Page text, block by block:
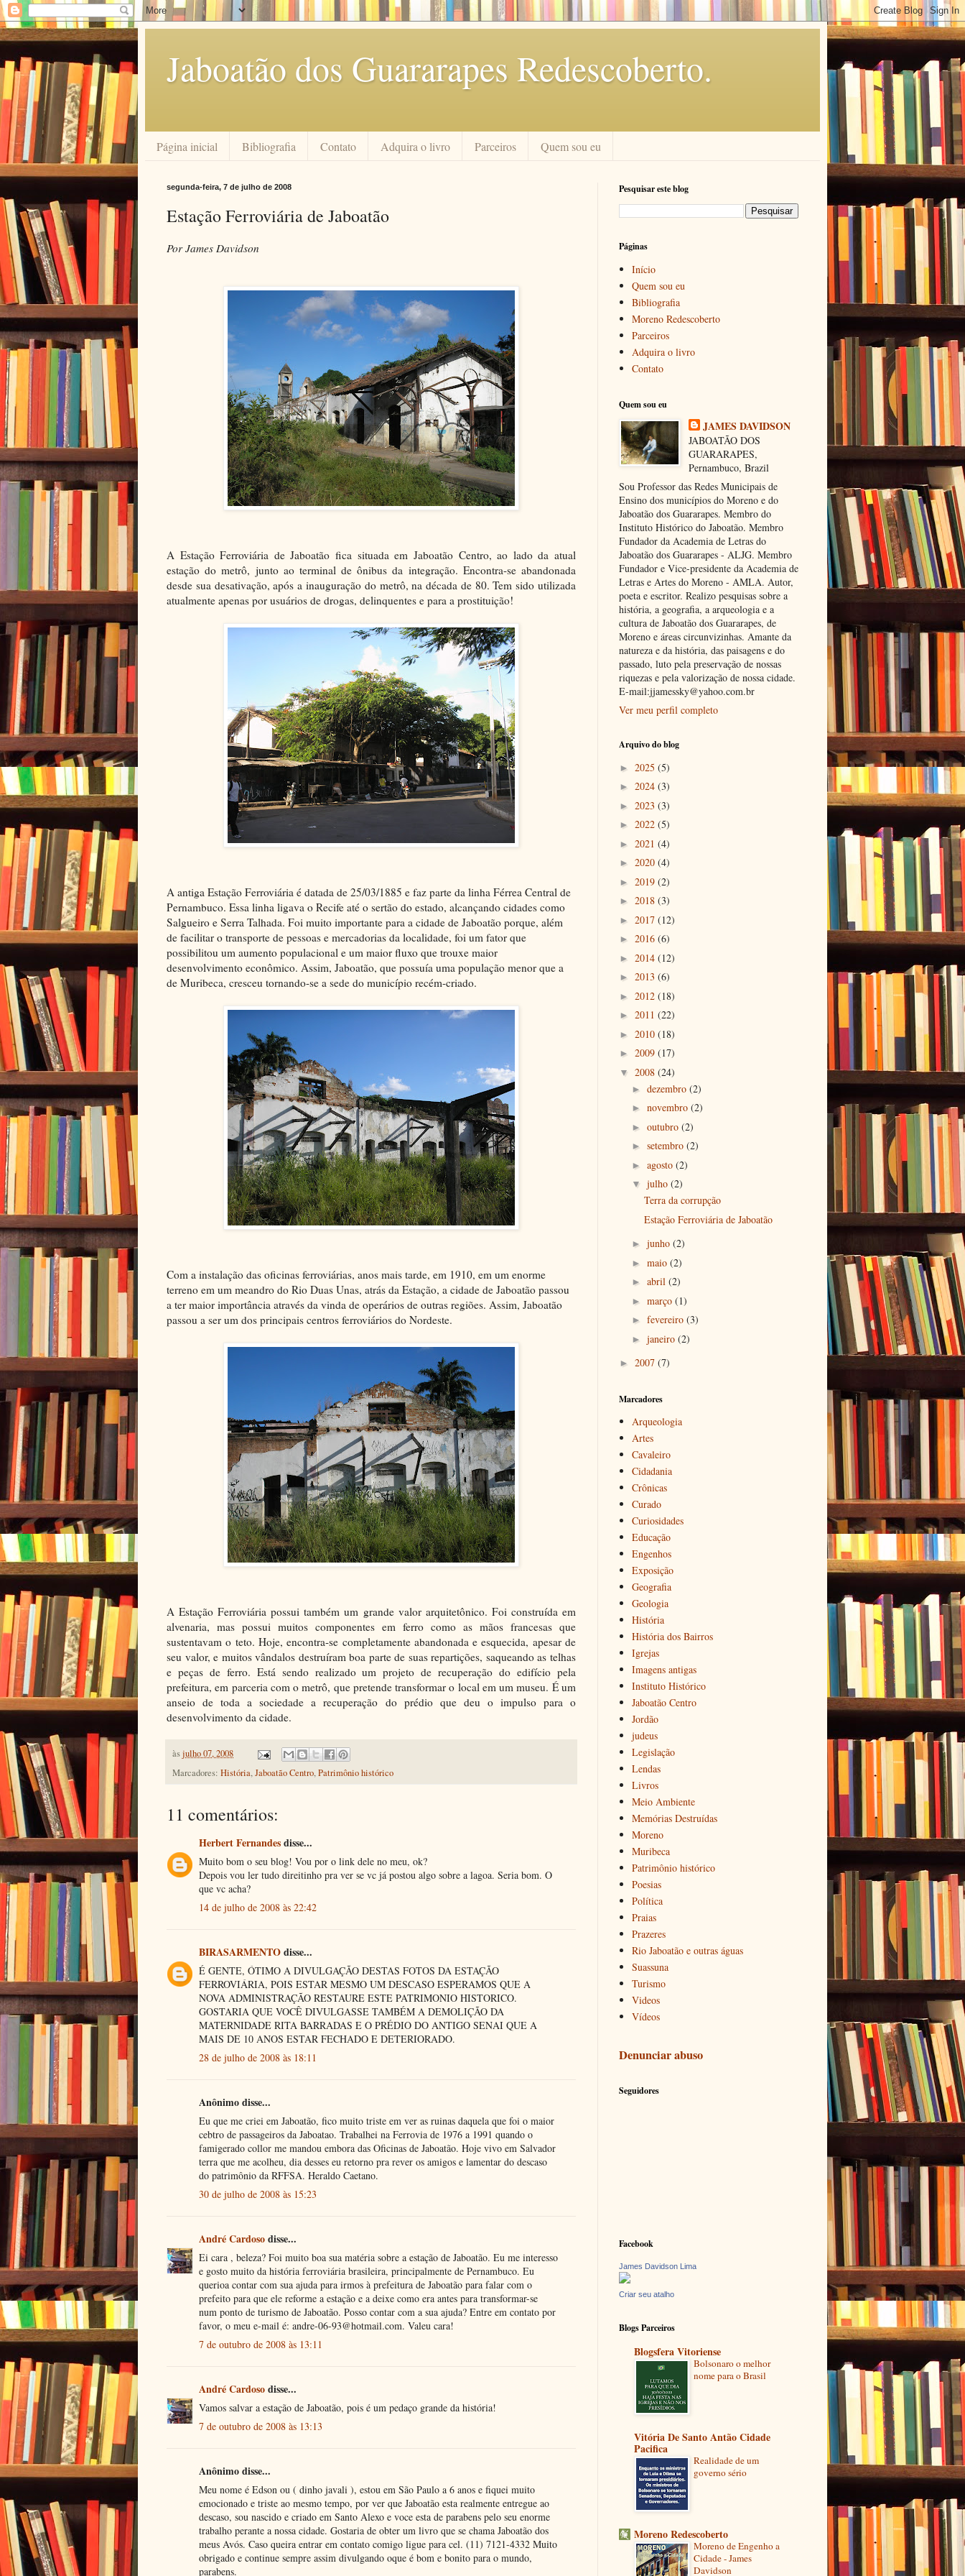
Jaboatão dos Guararapes Redescoberto.
Página inicial Bibliografia Contato Adquira o livro Parceiros Quem sou eu
segunda-feira, 7 de julho de 2008
Estação Ferroviária de Jaboatão
Por James Davidson
A Estação Ferroviária de Jaboatão fica situada em Jaboatão Centro, ao lado da atual
estação do metrô, junto ao terminal de ônibus da integração. Encontra-se abandonada
desde sua desativação, após a inauguração do metrô, na década de 80. Tem sido utilizada
atualmente apenas por usuários de drogas, delinquentes e para a prostituição!
A antiga Estação Ferroviária é datada de 25/03/1885 e faz parte da linha Férrea Central de
Pernambuco. Essa linha ligava o Recife até o sertão do estado, alcançando cidades como
Salgueiro e Serra Talhada. Foi muito importante para a cidade de Jaboatão porque, além
de facilitar o transporte de pessoas e mercadorias da localidade, foi um fator que
possibilitou um aumento populacional e um maior fluxo que trouxe maior
desenvolvimento econômico. Assim, Jaboatão, que possuía uma população menor que a
de Muribeca, cresceu tornando-se a sede do município recém-criado.
Com a instalação das oficinas ferroviárias, anos mais tarde, em 1910, em um enorme
terreno em um meandro do Rio Duas Unas, atrás da Estação, a cidade de Jaboatão passou
a ter maior importância através da vinda de operários de outras regiões. Assim, Jaboatão
passou a ser um dos principais centros ferroviários do Nordeste.
A Estação Ferroviária possui também um grande valor arquitetônico. Foi construída em
alvenaria, mas possui muitos componentes em ferro como as mãos francesas que
sustentavam o teto. Hoje, encontra-se completamente abandonada e esquecida, apesar de
seu valor, e muitos vândalos destruíram boa parte de suas repartições, saqueando as telhas
e peças de ferro. Está sendo realizado um projeto de recuperação do edifício pela
prefeitura, em parceria com o metrô, que pretende transformar o local em um museu. É um
anseio de toda a sociedade a recuperação do prédio que deu o impulso para o
desenvolvimento da cidade.
àsjulho 07, 2008
Marcadores: História,Jaboatão Centro,Patrimônio histórico
11 comentários:
Herbert Fernandesdisse...
Muito bom o seu blog! Vou por o link dele no meu, ok?
Depois vou ler tudo direitinho pra ver se vc já postou algo sobre a lagoa. Seria bom. O
que vc acha?
14 de julho de 2008 às 22:42
BIRASARMENTOdisse...
É GENTE, ÓTIMO A DIVULGAÇÃO DESTAS FOTOS DA ESTAÇÃO
FERROVIÁRIA, POIS ESTAR MESMO UM DESCASO ESPERAMOS QUE A
NOVA ADMINISTRAÇÃO RESTAURE ESTE PATRIMONIO HISTORICO.
GOSTARIA QUE VOCÊ DIVULGASSE TAMBÉM A DEMOLIÇÃO DA
MATERNIDADE RITA BARRADAS E O PRÉDIO DO ANTIGO SENAI QUE A
MAIS DE 10 ANOS ESTAR FECHADO E DETERIORADO.
28 de julho de 2008 às 18:11
Anônimo disse...
Eu que me criei em Jaboatão, fico muito triste em ver as ruinas daquela que foi o maior
cebtro de passageiros da Jaboatao. Trabalhei na Ferrovia de 1976 a 1991 quando o
famigerado collor me mandou embora das Oficinas de Jaboatão. Hoje vivo em Salvador
terra que me acolheu, dia desses eu retorno pra rever os amigos e lamentar do descaso
do patrimônio da RFFSA. Heraldo Caetano.
30 de julho de 2008 às 15:23
André Cardosodisse...
Ei cara , beleza? Foi muito boa sua matéria sobre a estação de Jaboatão. Eu me interesso
e gosto muito da história ferroviária brasileira, principalmente de Pernambuco. Eu
querioa contar com sua ajuda para irmos à prefeitura de Jaboatão para falar com o
prefeito para que ele reforme a estação e a deixe como era antes para transformar-se
num ponto de turismo de Jaboatão. Posso contar com a sua ajuda? Entre em contato por
favor, o meu e-mail é: andre-06-93@hotmail.com. Valeu cara!
7 de outubro de 2008 às 13:11
André Cardosodisse...
Vamos salvar a estação de Jaboatão, pois é um pedaço grande da história!
7 de outubro de 2008 às 13:13
Anônimo disse...
Meu nome é Edson ou ( dinho javali ), estou em São Paulo a 6 anos e fiquei muito
emocionado e triste ao mesmo tempo, por ver que Jaboatão esta realmente entregue ao
descaso, sou nascido e criado em Santo Alexo e voce esta de parabens pelo seu enorme
trabalho perante a nossa cidade. Gostaria de obter um livro que se chama Jaboatão dos
meus Avós. Caso queira entrar em contato comigo ligue para cel. (11) 7121-4332 Muito
obrigado e continue sempre assim divulgando oque é bom e bonito para o mundo,
parabens.
Pesquisar este blog
Páginas
Início
Quem sou eu
Bibliografia
Moreno Redescoberto
Parceiros
Adquira o livro
Contato
Quem sou eu
JAMES DAVIDSON
JABOATÃO DOS
GUARARAPES,
Pernambuco, Brazil
Sou Professor das Redes Municipais de
Ensino dos municípios do Moreno e do
Jaboatão dos Guararapes. Membro do
Instituto Histórico do Jaboatão. Membro
Fundador da Academia de Letras do
Jaboatão dos Guararapes - ALJG. Membro
Fundador e Vice-presidente da Academia de
Letras e Artes do Moreno - AMLA. Autor,
poeta e escritor. Realizo pesquisas sobre a
história, a geografia, a arqueologia e a
cultura de Jaboatão dos Guararapes, de
Moreno e áreas circunvizinhas. Amante da
natureza e da história, das paisagens e do
passado, luto pela preservação de nossas
riquezas e pela valorização de nossa cidade.
E-mail:jjamessky@yahoo.com.br
Ver meu perfil completo
Arquivo do blog
► 2025 (5)
► 2024 (3)
► 2023 (3)
► 2022 (5)
► 2021 (4)
► 2020 (4)
► 2019 (2)
► 2018 (3)
► 2017 (12)
► 2016 (6)
► 2014 (12)
► 2013 (6)
► 2012 (18)
► 2011 (22)
► 2010 (18)
► 2009 (17)
▼ 2008 (24)
► dezembro (2)
► novembro (2)
► outubro (2)
► setembro (2)
► agosto (2)
▼ julho (2)
Terra da corrupção
Estação Ferroviária de Jaboatão
► junho (2)
► maio (2)
► abril (2)
► março (1)
► fevereiro (3)
► janeiro (2)
► 2007 (7)
Marcadores
Arqueologia
Artes
Cavaleiro
Cidadania
Crônicas
Curado
Curiosidades
Educação
Engenhos
Exposição
Geografia
Geologia
História
História dos Bairros
Igrejas
Imagens antigas
Instituto Histórico
Jaboatão Centro
Jordão
judeus
Legislação
Lendas
Livros
Meio Ambiente
Memórias Destruídas
Moreno
Muribeca
Patrimônio histórico
Poesias
Política
Praias
Prazeres
Rio Jaboatão e outras águas
Suassuna
Turismo
Videos
Vídeos
Denunciar abuso
Seguidores
Facebook
James Davidson Lima
Criar seu atalho
Blogs Parceiros
Blogsfera Vitoriense
Bolsonaro o melhor
nome para o Brasil
Vitória De Santo Antão Cidade
Pacifica
Realidade de um
governo sério
Moreno Redescoberto
Moreno de Engenho a
Cidade - James
Davidson